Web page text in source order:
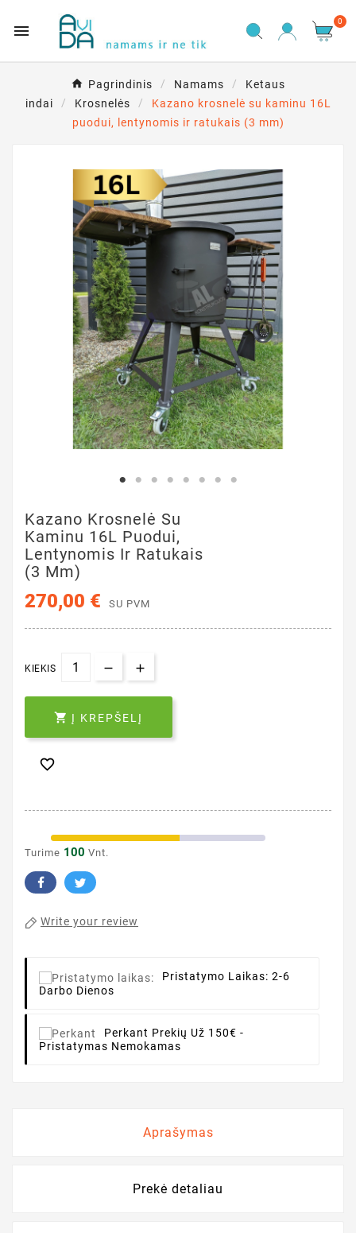

0
Pagrindinis Namams
Ketaus
indai
Krosnelės
Kazano krosnelė su kaminu 16L
puodui, lentynomis ir ratukais (3 mm)
Kazano Krosnelė Su
Kaminu 16L Puodui,
Lentynomis Ir Ratukais
(3 Mm)
270,00 € SU PVM
KIEKIS
 Į KREPŠELĮ

Turime 100 Vnt.
Write your review
Pristatymo Laikas: 2-6
Darbo Dienos
Perkant Prekių Už 150€ -
Pristatymas Nemokamas
Aprašymas
Prekė detaliau